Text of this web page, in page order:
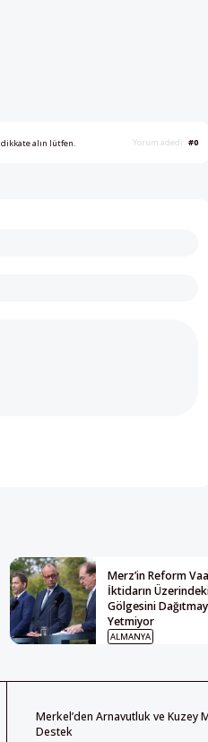
dikkate alın lütfen. Yorum adedi #0
Merz’in Reform
İktidarın
Gölgesini
Yetmiyor
ALMANYA
Merkel’den Arnavutluk ve Kuzey
Destek